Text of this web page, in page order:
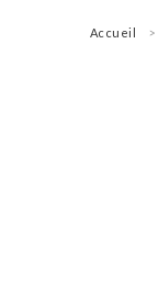
Accueil